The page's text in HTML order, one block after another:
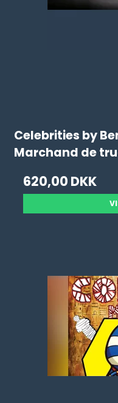
Celebrities by
Marchand de
620,00 DKK